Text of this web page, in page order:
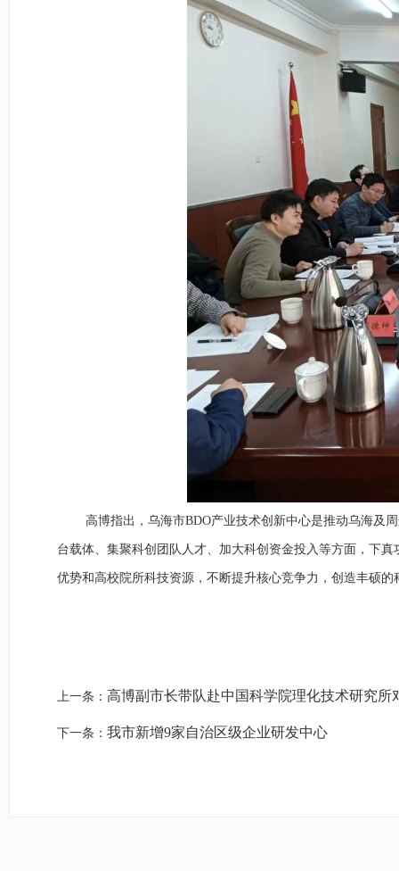
高博指出， 乌海市BDO产业技术创新中心是推动乌海及
台载体、集聚科创团队人才、加大科创资金投入等方面，下真
优势和高校院所科技资源，不断提升核心竞争力，创造丰硕的
上一条： 高博副市长带队赴中国科学院理化技术研究所
下一条： 我市新增9家自治区级企业研发中心